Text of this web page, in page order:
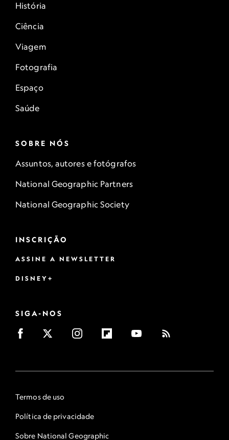
História
Ciência
Viagem
Fotografia
Espaço
Saúde
SOBRE NÓS
Assuntos, autores e fotógrafos
National Geographic Partners
National Geographic Society
INSCRIÇÃO
ASSINE A NEWSLETTER
DISNEY+
SIGA-NOS
Termos de uso
Política de privacidade
Sobre National Geographic